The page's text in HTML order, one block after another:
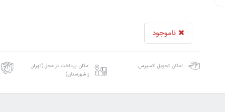
ناموجود
امکان تحویل اکسپرس
امکان پرداخت در محل (تهران
و شهرستان)